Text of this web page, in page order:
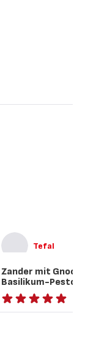
Tefal
Zander mit
Basilikum-Pesto
ratings.NaN